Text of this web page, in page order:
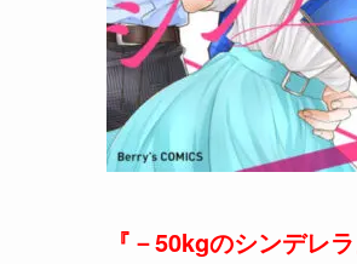
『－50kgのシンデレラ